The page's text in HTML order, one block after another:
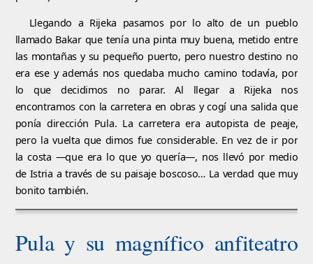
Llegando a Rijeka pasamos por lo alto de un pueblo
llamado Bakar que tenía una pinta muy buena, metido entre
las montañas y su pequeño puerto, pero nuestro destino no
era ese y además nos quedaba mucho camino todavía, por
lo que decidimos no parar. Al llegar a Rijeka nos
encontramos con la carretera en obras y cogí una salida que
ponía dirección Pula. La carretera era autopista de peaje,
pero la vuelta que dimos fue considerable. En vez de ir por
la costa —que era lo que yo quería—, nos llevó por medio
de Istria a través de su paisaje boscoso… La verdad que muy
bonito también.
Pula y su magnífico anfiteatro